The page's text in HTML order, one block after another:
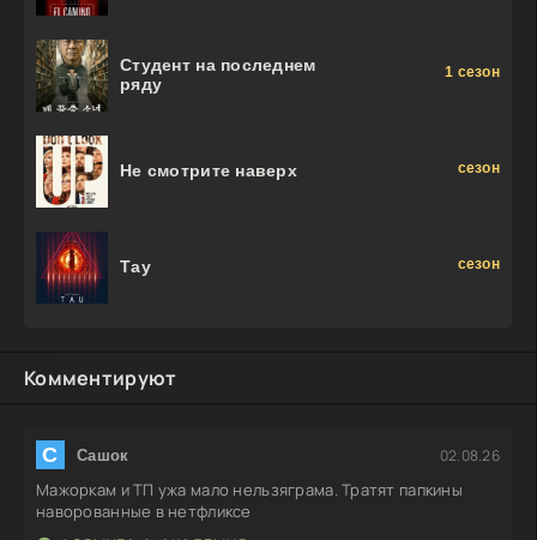
Студент на последнем
ряду
1 сезон
Не смотрите наверх сезон
Тау сезон
Комментируют
С Сашок 02.08.26
Мажоркам и ТП ужа мало нельзяграма. Тратят папкины
наворованные в нетфликсе